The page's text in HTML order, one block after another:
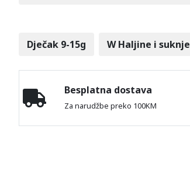
Dječak 9-15g W Haljine i suknje
Besplatna dostava
Za narudžbe preko 100KM